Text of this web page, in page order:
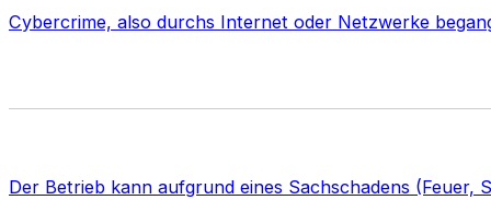
Cybercrime, also durchs Internet oder Netzwerke
Der Betrieb kann aufgrund eines Sachschadens